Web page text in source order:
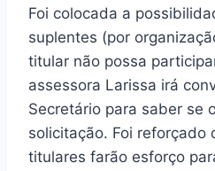
Foi colocada a
suplentes (por
titular não possa
assessora Larissa irá
Secretário para saber se
solicitação. Foi reforçado
titulares farão esforço